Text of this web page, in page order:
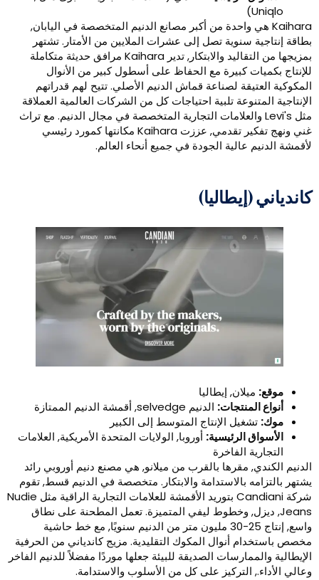
Uniqlo)
Kaihara هي واحدة من أكبر مصانع الدنيم المتخصصة في اليابان,
إنتاجية سنوية تصل إلى عشرات الملايين من الأمتار. تشتهر
بمزيجها من التقاليد والابتكار, تدير Kaihara مرافق حديثة متكاملة
بكميات كبيرة مع الحفاظ على أسطول كبير من الأنوال
العتيقة لصناعة قماش الدنيم الأصلي. تتيح لهم قدراتهم
المتنوعة تلبية احتياجات كل من الشركات العالمية العملاقة
مثل Levi's والعلامات التجارية المتخصصة في مجال الدنيم. مع تراث
غني ونهج تفكير تقدمي, عززت Kaihara مكانتها كمورد رئيسي
الدنيم عالية الجودة في جميع أنحاء العالم.
(إيطاليا)
موقع:ميلان, إيطاليا
أنواع المنتجات:الدنيم selvedge, أقمشة الدنيم الممتازة
موك:تشغيل الإنتاج المتوسط ​​إلى الكبير
الأسواق الرئيسية:أوروبا, الولايات المتحدة الأمريكية, العلامات
التجارية الفاخرة
الكندي, مقرها بالقرب من ميلانو, هي مصنع دنيم أوروبي رائد
بالتزامه بالاستدامة والابتكار. متخصصة في الدنيم قسط, تقوم
شركة Candiani بتوريد الأقمشة للعلامات التجارية الراقية مثل Nudie
Jeans, ديزل, وخطوط ليفي المتميزة. تعمل المطحنة على نطاق
واسع, إنتاج 25-30 مليون متر من الدنيم سنويًا, مع خط حاشية
باستخدام أنوال المكوك التقليدية. مزيج كاندياني من الحرفية
والممارسات الصديقة للبيئة جعلها موردًا مفضلاً للدنيم الفاخر
الأداء., التركيز على كل من الأسلوب والاستدامة.